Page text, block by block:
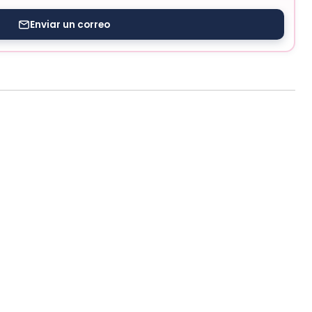
Enviar un correo